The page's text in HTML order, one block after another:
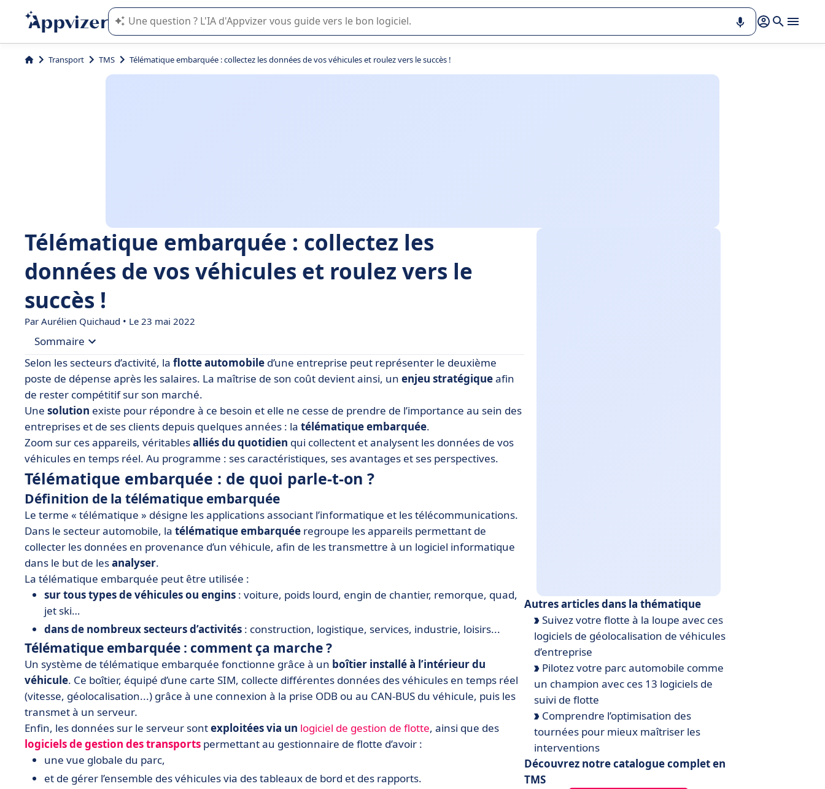
L'IA de Appvizer vous guide dans l'utilisation ou la sélection de logiciel SaaS en entreprise.
Transport TMS Télématique embarquée : collectez les données de vos véhicules et roulez vers le succès !
Télématique embarquée : collectez les
données de vos véhicules et roulez vers le
succès !
Par Aurélien Quichaud • Le 23 mai 2022
Sommaire
• Télématique embarquée : de quoi parle-t-on ?
• Les avantages de la télématique embarquée
• État des lieux en France et perspectives
• Les points à retenir sur la télématique embarquée
Selon les secteurs d’activité, la flotte automobile d’une entreprise peut représenter le deuxième
poste de dépense après les salaires. La maîtrise de son coût devient ainsi, un enjeu stratégiqueafin
de rester compétitif sur son marché.
Une solution existe pour répondre à ce besoin et elle ne cesse de prendre de l’importance au sein des
entreprises et de ses clients depuis quelques années : la télématique embarquée.
Zoom sur ces appareils, véritablesalliés du quotidien qui collectent et analysent les données de vos
véhicules en temps réel. Au programme : ses caractéristiques, ses avantages et ses perspectives.
Télématique embarquée : de quoi parle-t-on ?
Définition de la télématique embarquée
Le terme « télématique » désigne les applications associant l’informatique et les télécommunications.
Dans le secteur automobile, la télématique embarquée regroupe les appareils permettant de
collecter les données en provenance d’un véhicule, afin de les transmettre à un logiciel informatique
dans le but de lesanalyser.
La télématique embarquée peut être utilisée :
sur tous types de véhicules ou engins : voiture, poids lourd, engin de chantier, remorque, quad,
jet ski…
dans de nombreux secteurs d’activités : construction, logistique, services, industrie, loisirs...
Télématique embarquée : comment ça marche ?
Un système de télématique embarquée fonctionne grâce à un boîtier installé à l’intérieur du
véhicule. Ce boîtier, équipé d’une carte SIM, collecte différentes données des véhicules en temps réel
(vitesse, géolocalisation...) grâce à une connexion à la prise ODB ou au CAN-BUS du véhicule, puis les
transmet à un serveur.
Enfin, les données sur le serveur sontexploitées via un logiciel de gestion de flotte, ainsi que des
logiciels de gestion des transports permettant au gestionnaire de flotte d’avoir :
une vue globale du parc,
et de gérer l’ensemble des véhicules via des tableaux de bord et des rapports.
Autres articles dans la thématique
Suivez votre flotte à la loupe avec ces
logiciels de géolocalisation de véhicules
d’entreprise
Pilotez votre parc automobile comme
un champion avec ces 13 logiciels de
suivi de flotte
Comprendre l’optimisation des
tournées pour mieux maîtriser les
interventions
Découvrez notre catalogue complet en
TMS